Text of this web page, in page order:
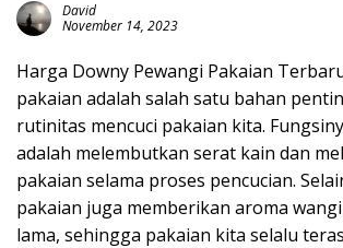
David
November 14, 2023
Harga Downy Pewangi Pakaian
pakaian adalah salah satu bahan
rutinitas mencuci pakaian kita.
adalah melembutkan serat kain dan
pakaian selama proses pencucian.
pakaian juga memberikan aroma
lama, sehingga pakaian kita selalu